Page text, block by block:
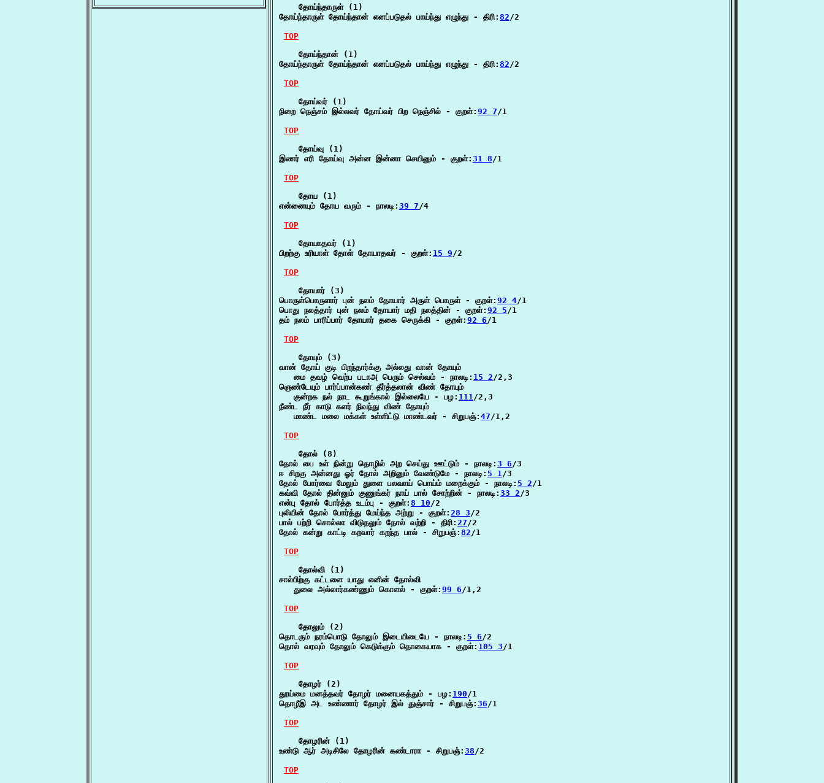
    தோய்ந்தாருள் (1)
தோய்ந்தாருள் தோய்ந்தான் எனப்படுதல் பாய்ந்து எழுந்து - திரி: 82/2
TOP
    தோய்ந்தான் (1)
தோய்ந்தாருள் தோய்ந்தான் எனப்படுதல் பாய்ந்து எழுந்து - திரி: 82/2
TOP
    தோய்வர் (1)
நிறை நெஞ்சம் இல்லவர் தோய்வர் பிற நெஞ்சில் - குறள்: 92 7/1
TOP
    தோய்வு (1)
இணர் எரி தோய்வு அன்ன இன்னா செயினும் - குறள்: 31 8/1
TOP
    தோய (1)
என்னையும் தோய வரும் - நாலடி: 39 7/4
TOP
    தோயாதவர் (1)
பிறற்கு உரியாள் தோள் தோயாதவர் - குறள்: 15 9/2
TOP
    தோயார் (3)
பொருள்பொருளார் புன் நலம் தோயார் அருள் பொருள் - குறள்: 92 4/1
பொது நலத்தார் புன் நலம் தோயார் மதி நலத்தின் - குறள்: 92 5/1
தம் நலம் பாரிப்பார் தோயார் தகை செருக்கி - குறள்: 92 6/1
TOP
    தோயும் (3)
வான் தோய் குடி பிறந்தார்க்கு அல்லது வான் தோயும்
   மை தவழ் வெற்ப படாஅ பெரும் செல்வம் - நாலடி:
15 2/2,3
ஞெண்டேயும் பார்ப்பான்கண் தீர்த்தலான் விண் தோயும்
   குன்றக நல் நாட கூறுங்கால் இல்லையே - பழ:
111/2,3
நீண்ட நீர் காடு களர் நிவந்து விண் தோயும்
   மாண்ட மலை மக்கள் உள்ளிட்டு மாண்டவர் - சிறுபஞ்:
47/1,2
TOP
    தோல் (8)
தோல் பை உள் நின்று தொழில் அற செய்து ஊட்டும் - நாலடி: 3 6/3
ஈ சிறகு அன்னது ஓர் தோல் அறினும் வேண்டுமே - நாலடி: 5 1/3
தோல் போர்வை மேலும் துளை பலவாய் பொய்ம் மறைக்கும் - நாலடி: 5 2/1
கவ்வி தோல் தின்னும் குணுங்கர் நாய் பால் சோற்றின் - நாலடி: 33 2/3
என்பு தோல் போர்த்த உடம்பு - குறள்: 8 10/2
புலியின் தோல் போர்த்து மேய்ந்த அற்று - குறள்: 28 3/2
பால் பற்றி சொல்லா விடுதலும் தோல் வற்றி - திரி: 27/2
தோல் கன்று காட்டி கறவார் கறந்த பால் - சிறுபஞ்: 82/1
TOP
    தோல்வி (1)
சால்பிற்கு கட்டளை யாது எனின் தோல்வி
   துலை அல்லார்கண்ணும் கொளல் - குறள்:
99 6/1,2
TOP
    தோலும் (2)
தொடரும் நரம்பொடு தோலும் இடையிடையே - நாலடி: 5 6/2
தொல் வரவும் தோலும் கெடுக்கும் தொகையாக - குறள்: 105 3/1
TOP
    தோழர் (2)
தூய்மை மனத்தவர் தோழர் மனையகத்தும் - பழ: 190/1
தொழீஇ அட உண்ணார் தோழர் இல் துஞ்சார் - சிறுபஞ்: 36/1
TOP
    தோழரின் (1)
உண்டு ஆர் அடிசிலே தோழரின் கண்டாரா - சிறுபஞ்: 38/2
TOP